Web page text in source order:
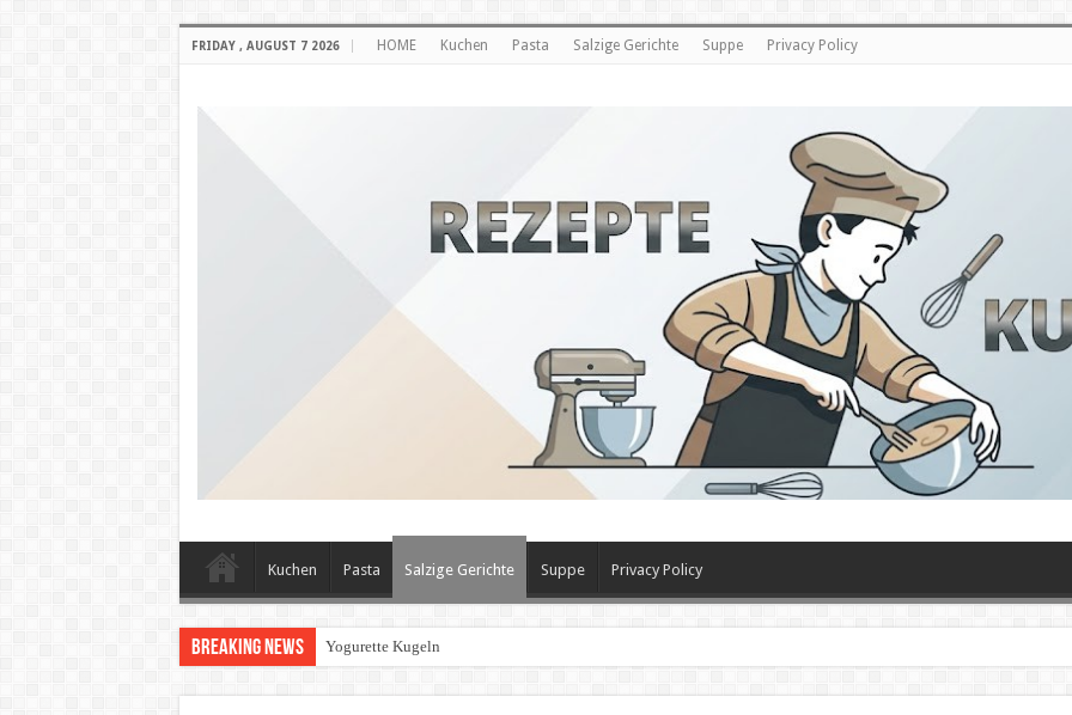
FRIDAY , AUGUST 7 2026 HOME Kuchen Pasta Salzige Gerichte Suppe Privacy Policy
Kuchen Pasta Salzige Gerichte Suppe Privacy Policy
Breaking News Yogurette Kugeln